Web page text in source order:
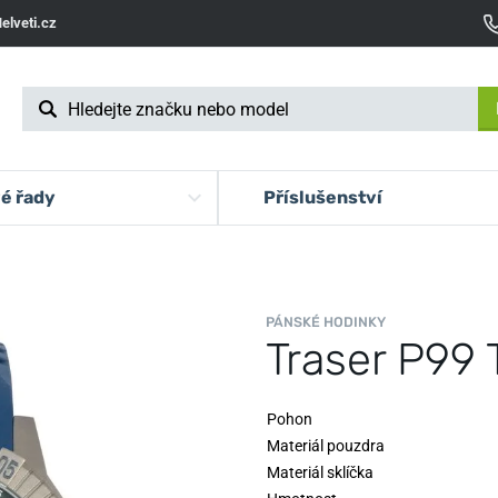
řady Příslušenství
PÁNSKÉ HODINKY
Traser P99
Pohon
Materiál pouzdra
Materiál sklíčka